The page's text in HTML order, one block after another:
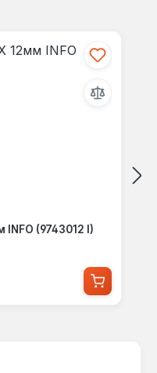
(9743012 I)